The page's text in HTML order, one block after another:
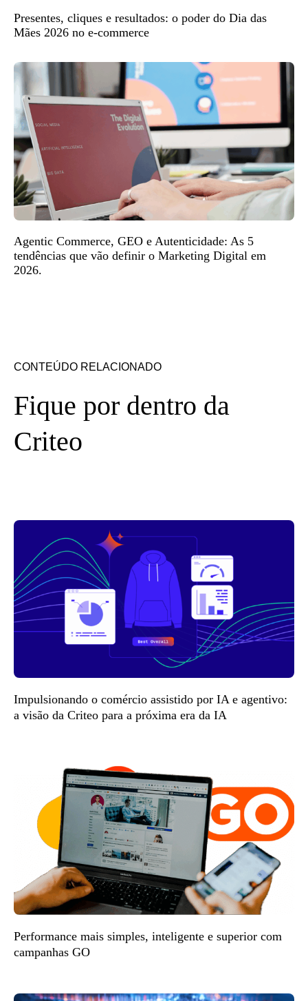
Presentes, cliques e resultados: o poder do Dia das
Mães 2026 no e-commerce
Agentic Commerce, GEO e Autenticidade: As 5
tendências que vão definir o Marketing Digital em
2026.
CONTEÚDO RELACIONADO
Fique por dentro da
Criteo
Impulsionando o comércio assistido por IA e agentivo:
a visão da Criteo para a próxima era da IA
Performance mais simples, inteligente e superior com
campanhas GO